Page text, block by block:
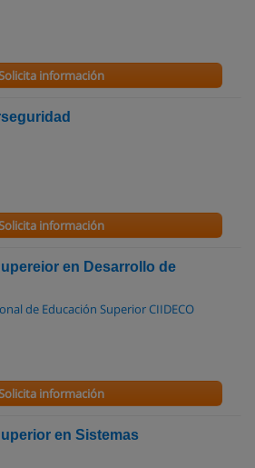
información
información
en Desarrollo de
de Educación Superior CIIDECO
información
en Sistemas